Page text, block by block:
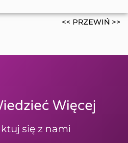
<< PRZEWIŃ >>
Więcej
się z nami